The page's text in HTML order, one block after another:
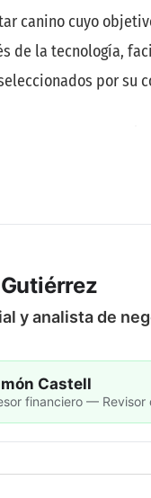
canino cuyo
de la tecnología,
por su
y analista de
Castell
financiero — Revisor